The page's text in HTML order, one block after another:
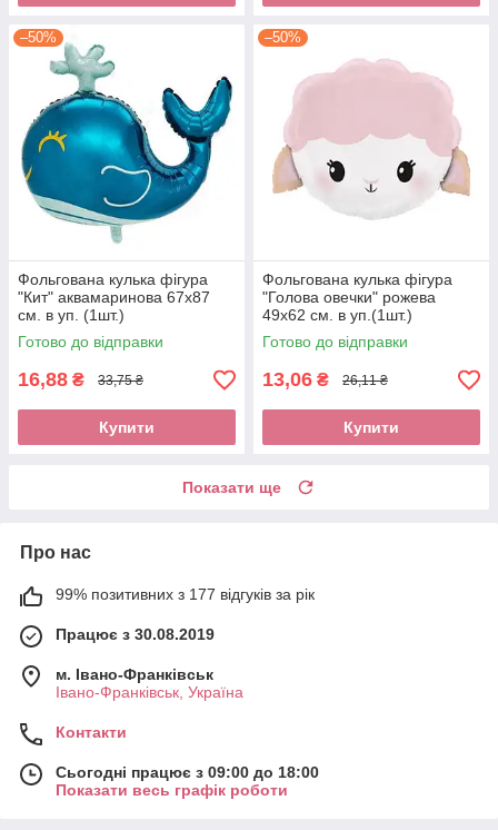
–50%
Фольгована кулька фігура
"Кит" аквамаринова 67х87
см. в уп. (1шт.)
Готово до відправки
16,88 ₴ 33,75 ₴
Купити
–50%
Фольгована кулька фігура
"Голова овечки" рожева
49х62 см. в уп.(1шт.)
Готово до відправки
13,06 ₴ 26,11 ₴
Купити
Показати ще
Про нас
99% позитивних з 177 відгуків за рік
Працює з 30.08.2019
м. Івано-Франківськ
Івано-Франківськ, Україна
Контакти
Сьогодні працює з 09:00 до 18:00
Показати весь графік роботи